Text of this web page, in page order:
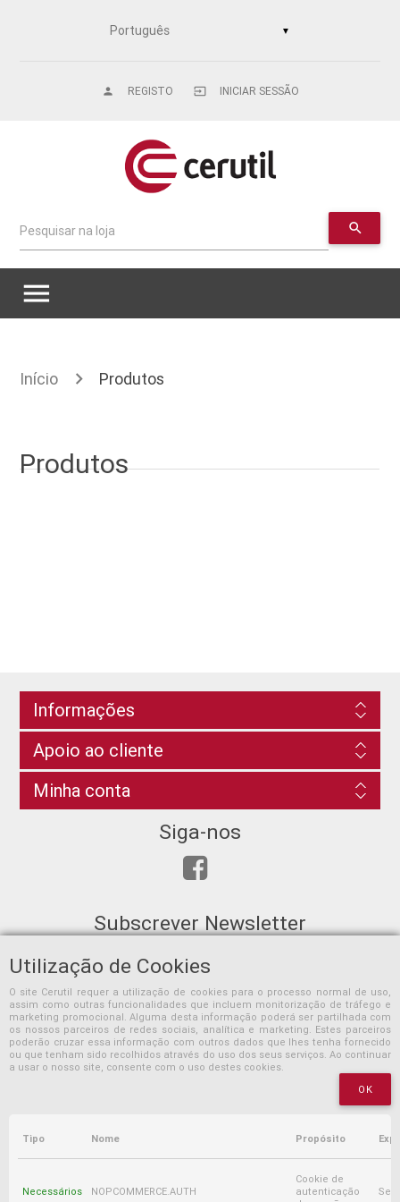
Utilização de Cookies
O site Cerutil requer a utilização de cookies para o processo normal de uso,
assim como outras funcionalidades que incluem monitorização de tráfego e
marketing promocional. Alguma desta informação poderá ser partilhada com
os nossos parceiros de redes sociais, analítica e marketing. Estes parceiros
poderão cruzar essa informação com outros dados que lhes tenha fornecido
ou que tenham sido recolhidos através do uso dos seus serviços. Ao continuar
a usar o nosso site, consente com o uso destes cookies.
OK
Tipo Nome Propósito
Necessários NOPCOMMERCE.AUTH
Cookie de
autenticação
▼
REGISTO
person INICIAR SESSÃO
input
Pesquisar na loja search
menu
Início Produtos
Produtos
Informações
Apoio ao cliente
Minha conta
Siga-nos
Subscrever Newsletter
SUBSCREVER
Copyright © 2026 Cerutil. Todos os direitos reservados.